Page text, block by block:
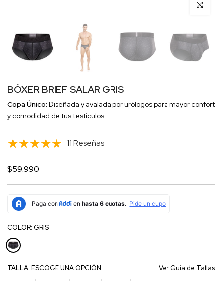
Click para
BÓXER BRIEF SALAR GRIS
Copa Único: Diseñada y avalada por urólogos para mayor confort
y comodidad de tus testículos.
11 Reseñas
$59.990
COLOR: GRIS
TALLA: ESCOGE UNA OPCIÓN Ver Guía de Tallas